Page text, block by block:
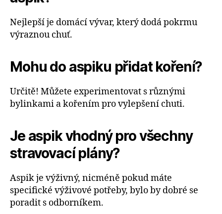
Nejlepší je domácí vývar, který dodá pokrmu
výraznou chuť.
Mohu do aspiku přidat koření?
Určitě! Můžete experimentovat s různými
bylinkami a kořením pro vylepšení chuti.
Je aspik vhodný pro všechny
stravovací plány?
Aspik je výživný, nicméně pokud máte
specifické výživové potřeby, bylo by dobré se
poradit s odborníkem.